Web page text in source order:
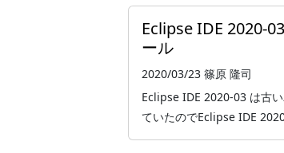
Eclipse IDE 2020-
ール
2020/03/23 篠原 隆司
Eclipse IDE 2020-03 は古
ていたのでEclipse IDE